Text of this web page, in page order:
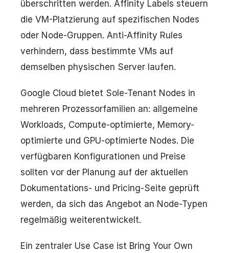
überschritten werden. Affinity Labels steuern
die VM-Platzierung auf spezifischen Nodes
oder Node-Gruppen. Anti-Affinity Rules
verhindern, dass bestimmte VMs auf
demselben physischen Server laufen.
Google Cloud bietet Sole-Tenant Nodes in
mehreren Prozessorfamilien an: allgemeine
Workloads, Compute-optimierte, Memory-
optimierte und GPU-optimierte Nodes. Die
verfügbaren Konfigurationen und Preise
sollten vor der Planung auf der aktuellen
Dokumentations- und Pricing-Seite geprüft
werden, da sich das Angebot an Node-Typen
regelmäßig weiterentwickelt.
Ein zentraler Use Case ist Bring Your Own